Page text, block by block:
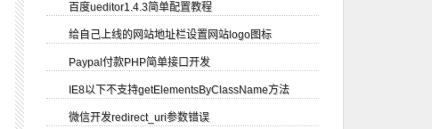
百度ueditor1.4.3简单配置教程
给自己上线的网站地址栏设置网站logo图标
Paypal付款PHP简单接口开发
IE8以下不支持getElementsByClassName方法
微信开发redirect_uri参数错误